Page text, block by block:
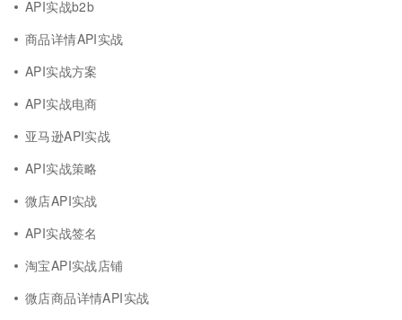
API实战b2b
商品详情API实战
API实战方案
API实战电商
亚马逊API实战
API实战策略
微店API实战
API实战签名
淘宝API实战店铺
微店商品详情API实战